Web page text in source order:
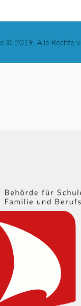
© 2019. Alle Rechte